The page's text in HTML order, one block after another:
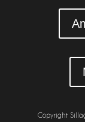
Copyright